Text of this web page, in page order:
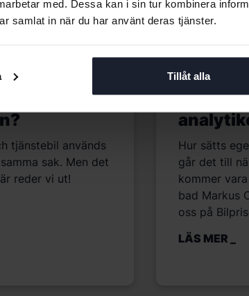
med. Dessa kan i sin tur kombinera
samlat in när du har använt deras tjänster.
Tillåt alla
tjänstebil –
tjänstebil används
sak. Men det
reder vi ut!
En dag
Hur sätts
går det till
kommer
bad Markus
oss på
LÄS MER